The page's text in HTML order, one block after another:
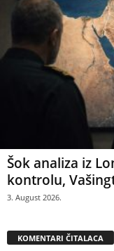
Šok analiza iz
kontrolu,
3. August 2026.
KOMENTARI ČITALACA